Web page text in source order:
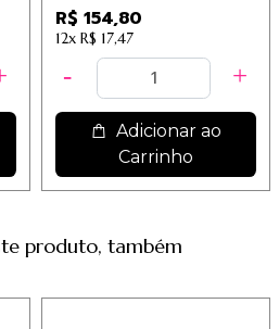
R$ 154,80
12x R$ 17,47
Adicionar ao
Carrinho
produto, também